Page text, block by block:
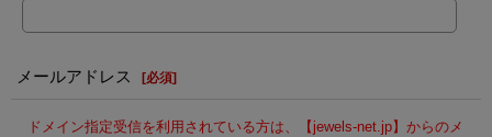
メールアドレス [必須]
ドメイン指定受信を利用されている方は、【jewels-net.jp】からのメ